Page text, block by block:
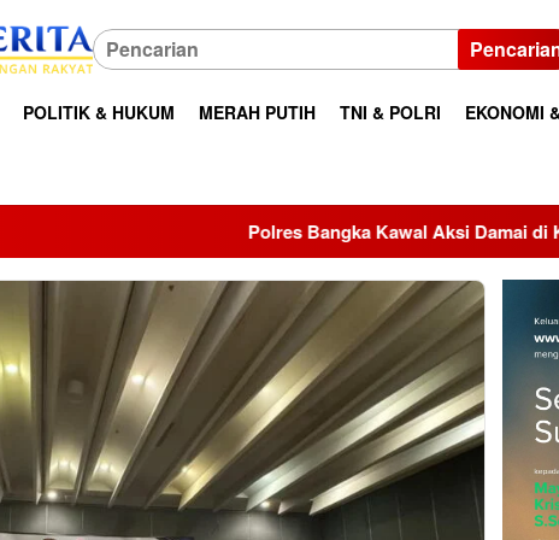
POLITIK & HUKUM MERAH PUTIH TNI & POLRI EKONOMI
Polres Bangka Kawal Aksi Damai di Kantor Bupati,